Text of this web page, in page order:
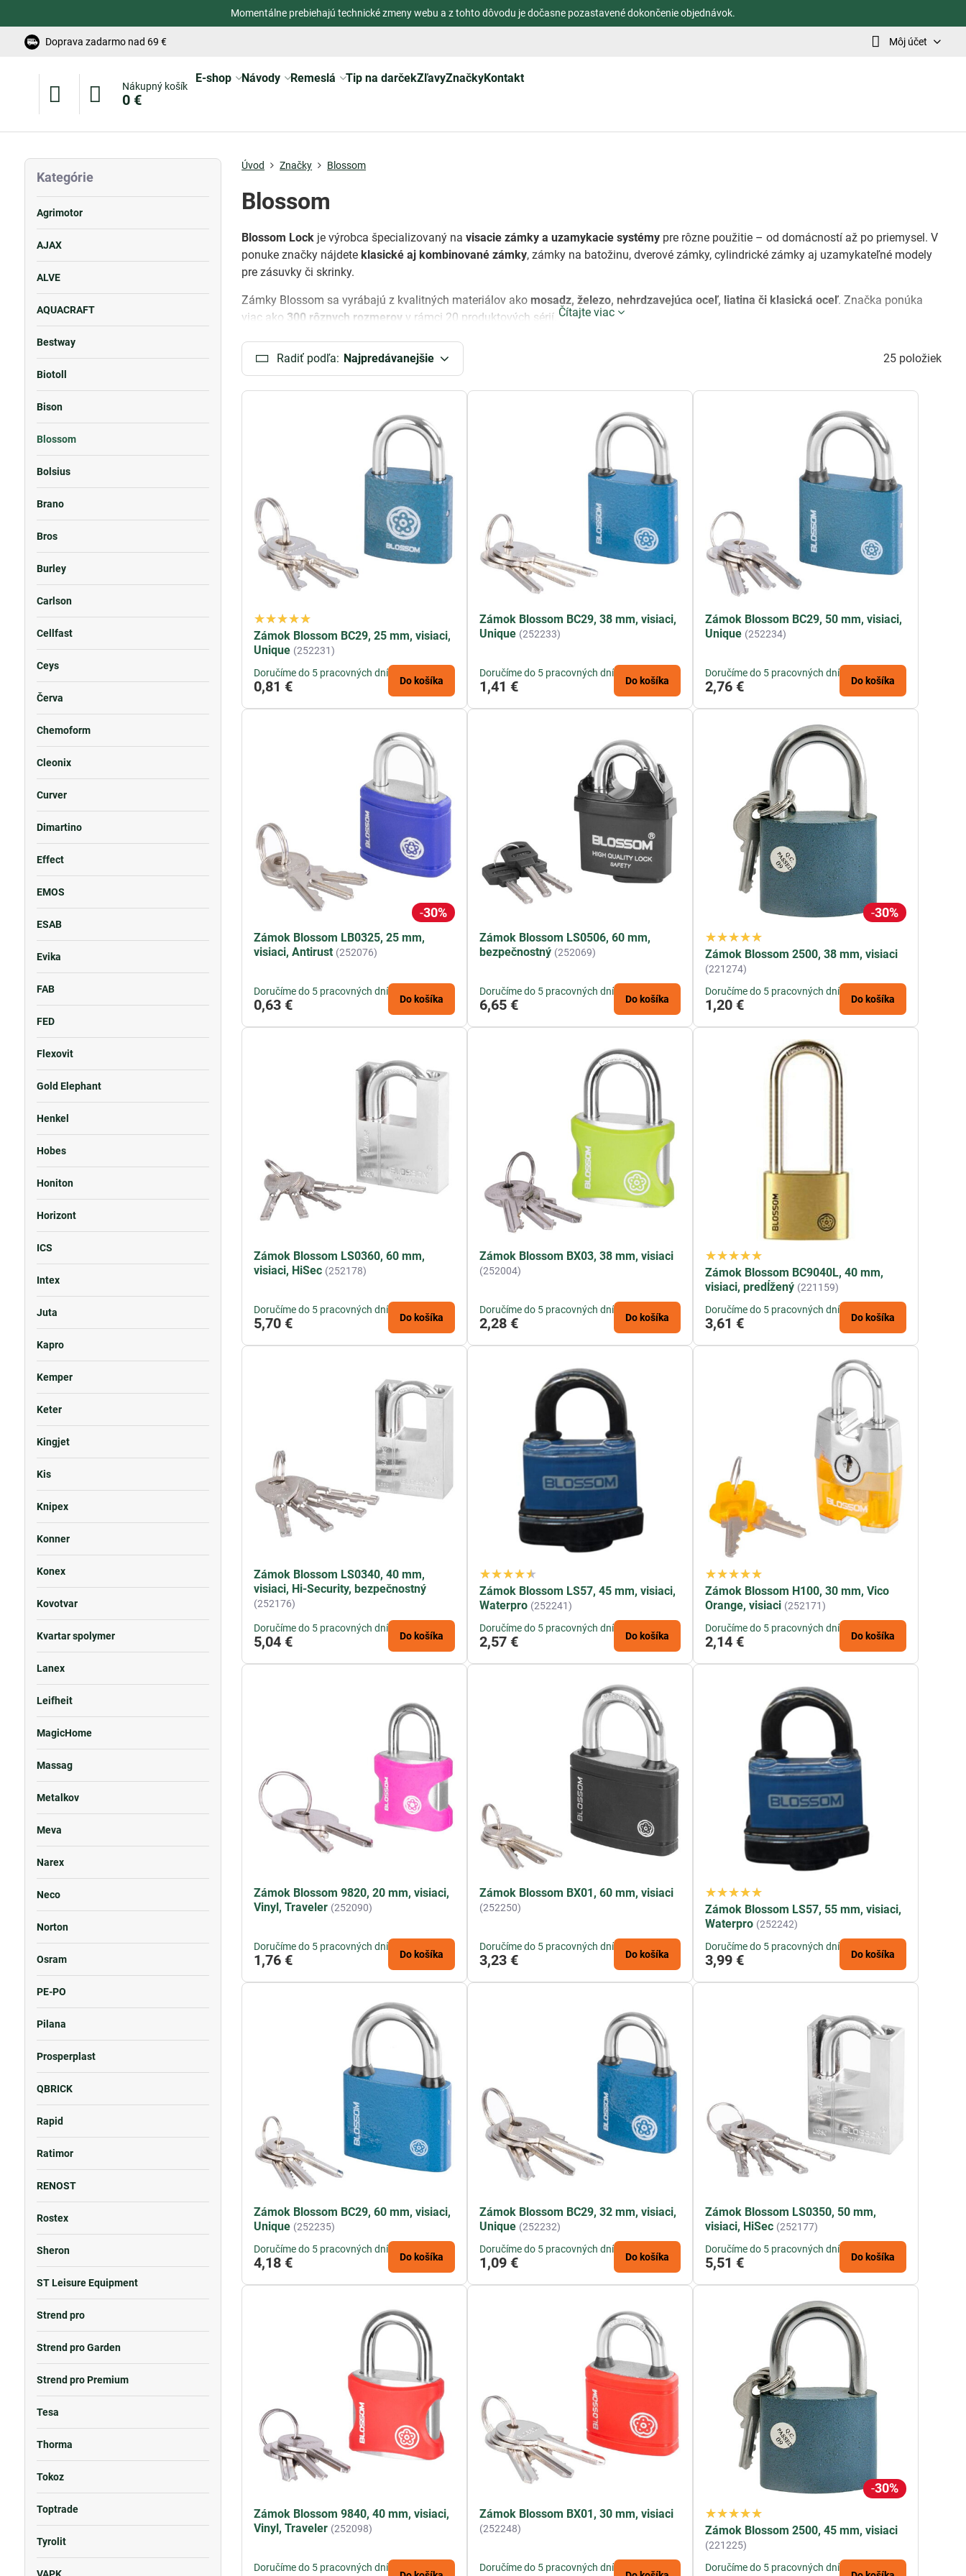
Momentálne prebiehajú technické zmeny webu a z tohto dôvodu je dočasne pozastavené dokončenie objednávok.
Doprava zadarmo nad 69 € Môj účet
Nákupný košík
0 €
E-shop Návody Remeslá Tip na darčekZľavyZnačkyKontakt
Úvod Značky Blossom
Blossom
Blossom Lock je výrobca špecializovaný navisacie zámky a uzamykacie systémy pre rôzne použitie – od domácností až po priemysel. V
ponuke značky nájdeteklasické aj kombinované zámky, zámky na batožinu, dverové zámky, cylindrické zámky aj uzamykateľné modely
pre zásuvky či skrinky.
Zámky Blossom sa vyrábajú z kvalitných materiálov ako mosadz, železo, nehrdzavejúca oceľ, liatina či klasická oceľ. Značka ponúka
viac ako 300 rôznych rozmerov v rámci 20 produktových sérií. Čítajte viac
Radiť podľa: Najpredávanejšie 25 položiek
Zámok Blossom BC29, 25 mm, visiaci,
Unique (252231)
Doručíme do 5 pracovných dní
0,81 € Do košíka
Zámok Blossom BC29, 38 mm, visiaci,
Unique (252233)
Doručíme do 5 pracovných dní
1,41 € Do košíka
Zámok Blossom BC29, 50 mm, visiaci,
Unique (252234)
Doručíme do 5 pracovných dní
2,76 € Do košíka
30%
Zámok Blossom LB0325, 25 mm,
visiaci, Antirust (252076)
Doručíme do 5 pracovných dní
0,63 € Do košíka
Zámok Blossom LS0506, 60 mm,
bezpečnostný (252069)
Doručíme do 5 pracovných dní
6,65 € Do košíka
30%
Zámok Blossom 2500, 38 mm, visiaci
(221274)
Doručíme do 5 pracovných dní
1,20 € Do košíka
Zámok Blossom LS0360, 60 mm,
visiaci, HiSec (252178)
Doručíme do 5 pracovných dní
5,70 € Do košíka
Zámok Blossom BX03, 38 mm, visiaci
(252004)
Doručíme do 5 pracovných dní
2,28 € Do košíka
Zámok Blossom BC9040L, 40 mm,
visiaci, predĺžený (221159)
Doručíme do 5 pracovných dní
3,61 € Do košíka
Zámok Blossom LS0340, 40 mm,
visiaci, Hi-Security, bezpečnostný
(252176)
Doručíme do 5 pracovných dní
5,04 € Do košíka
Zámok Blossom LS57, 45 mm, visiaci,
Waterpro (252241)
Doručíme do 5 pracovných dní
2,57 € Do košíka
Zámok Blossom H100, 30 mm, Vico
Orange, visiaci (252171)
Doručíme do 5 pracovných dní
2,14 € Do košíka
Zámok Blossom 9820, 20 mm, visiaci,
Vinyl, Traveler (252090)
Doručíme do 5 pracovných dní
1,76 € Do košíka
Zámok Blossom BX01, 60 mm, visiaci
(252250)
Doručíme do 5 pracovných dní
3,23 € Do košíka
Zámok Blossom LS57, 55 mm, visiaci,
Waterpro (252242)
Doručíme do 5 pracovných dní
3,99 € Do košíka
Zámok Blossom BC29, 60 mm, visiaci,
Unique (252235)
Doručíme do 5 pracovných dní
4,18 € Do košíka
Zámok Blossom BC29, 32 mm, visiaci,
Unique (252232)
Doručíme do 5 pracovných dní
1,09 € Do košíka
Zámok Blossom LS0350, 50 mm,
visiaci, HiSec (252177)
Doručíme do 5 pracovných dní
5,51 € Do košíka
Zámok Blossom 9840, 40 mm, visiaci,
Vinyl, Traveler (252098)
Doručíme do 5 pracovných dní
Zámok Blossom BX01, 30 mm, visiaci
(252248)
Doručíme do 5 pracovných dní
30%
Zámok Blossom 2500, 45 mm, visiaci
(221225)
Doručíme do 5 pracovných dní
Kategórie
Agrimotor
AJAX
ALVE
AQUACRAFT
Bestway
Biotoll
Bison
Blossom
Bolsius
Brano
Bros
Burley
Carlson
Cellfast
Ceys
Červa
Chemoform
Cleonix
Curver
Dimartino
Effect
EMOS
ESAB
Evika
FAB
FED
Flexovit
Gold Elephant
Henkel
Hobes
Honiton
Horizont
ICS
Intex
Juta
Kapro
Kemper
Keter
Kingjet
Kis
Knipex
Konner
Konex
Kovotvar
Kvartar spolymer
Lanex
Leifheit
MagicHome
Massag
Metalkov
Meva
Narex
Neco
Norton
Osram
PE-PO
Pilana
Prosperplast
QBRICK
Rapid
Ratimor
RENOST
Rostex
Sheron
ST Leisure Equipment
Strend pro
Strend pro Garden
Strend pro Premium
Tesa
Thorma
Tokoz
Toptrade
Tyrolit